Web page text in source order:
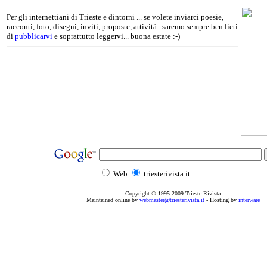
Per gli internettiani di Trieste e dintorni ... se volete inviarci poesie,
racconti, foto, disegni, inviti, proposte, attività.. saremo sempre ben lieti
di pubblicarvi e soprattutto leggervi... buona estate :-)
Web triesterivista.it
Copyright © 1995-2009 Trieste Rivista
Maintained online by webmaster@triesterivista.it- Hosting by interware